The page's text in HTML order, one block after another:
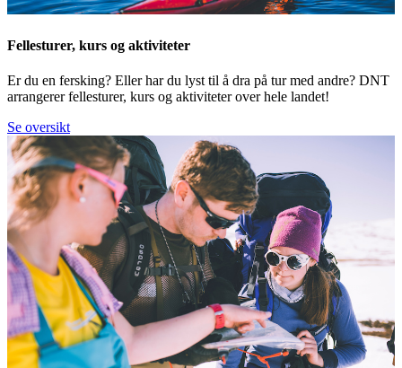
Fellesturer, kurs og aktiviteter
Er du en fersking? Eller har du lyst til å dra på tur med andre? DNT
arrangerer fellesturer, kurs og aktiviteter over hele landet!
Se oversikt